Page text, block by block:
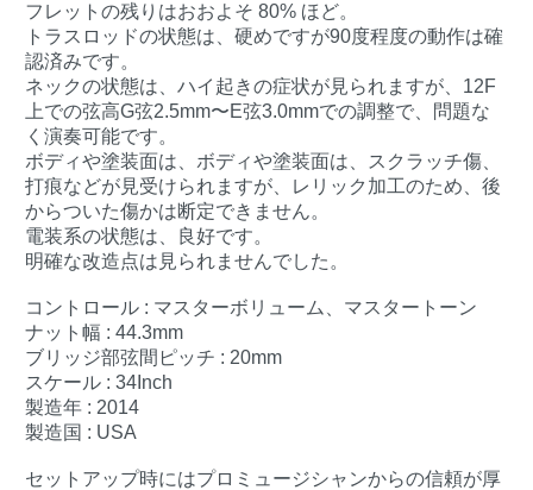
フレットの残りはおおよそ 80% ほど。
トラスロッドの状態は、硬めですが90度程度の動作は確
認済みです。
ネックの状態は、ハイ起きの症状が見られますが、12F
上での弦高G弦2.5mm〜E弦3.0mmでの調整で、問題な
く演奏可能です。
ボディや塗装面は、ボディや塗装面は、スクラッチ傷、
打痕などが見受けられますが、レリック加工のため、後
からついた傷かは断定できません。
電装系の状態は、良好です。
明確な改造点は見られませんでした。
コントロール : マスターボリューム、マスタートーン
ナット幅 : 44.3mm
ブリッジ部弦間ピッチ : 20mm
スケール : 34Inch
製造年 : 2014
製造国 : USA
セットアップ時にはプロミュージシャンからの信頼が厚